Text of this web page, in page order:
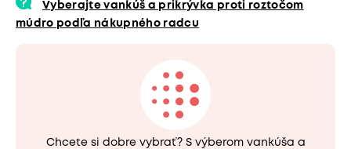
Vyberajte vankúš a prikrývka proti roztočom
múdro podľa nákupného radcu
Chcete si dobre vybrať? S výberom vankúša a